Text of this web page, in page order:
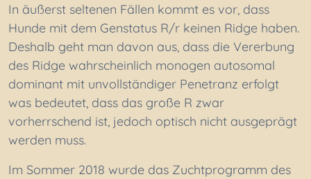
In äußerst seltenen Fällen kommt es vor, dass
Hunde mit dem Genstatus R/r keinen Ridge haben.
Deshalb geht man davon aus, dass die Vererbung
des Ridge wahrscheinlich monogen autosomal
dominant mit unvollständiger Penetranz erfolgt
was bedeutet, dass das große R zwar
vorherrschend ist, jedoch optisch nicht ausgeprägt
werden muss.
Im Sommer 2018 wurde das Zuchtprogramm des